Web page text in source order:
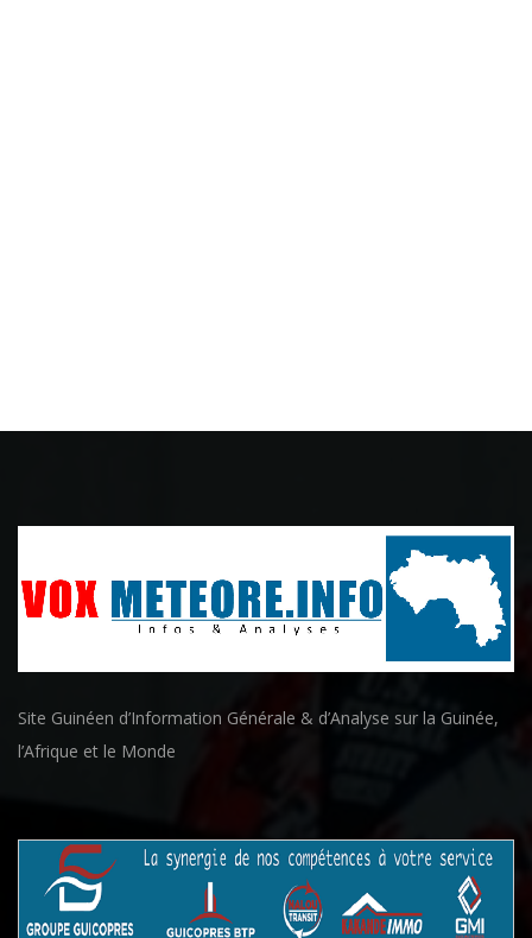
Site Guinéen d’Information Générale & d’Analyse sur la Guinée,
l’Afrique et le Monde